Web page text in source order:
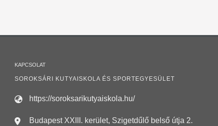
KAPCSOLAT
SOROKSÁRI KUTYAISKOLA ÉS SPORTEGYESÜLET
https://soroksarikutyaiskola.hu/
Budapest XXIII. kerület, Szigetdűlő belső útja 2.